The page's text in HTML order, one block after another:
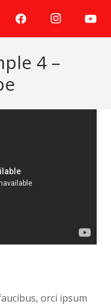
4 –
orci ipsum